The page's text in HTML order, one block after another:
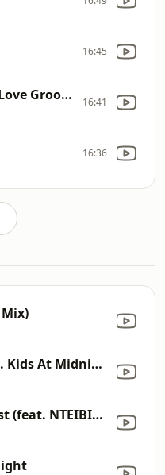
16:45
Unlimited Music (Love Groove Dance Dub Mix) 16:41
16:36
Say You (feat. Kids At Midnight)
Coast to Coast (feat. NTEIBINT)